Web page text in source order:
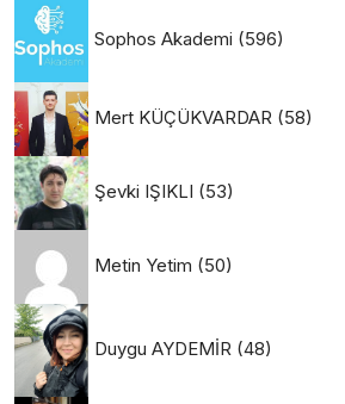
Sophos Akademi (596)
Mert KÜÇÜKVARDAR (58)
Şevki IŞIKLI (53)
Metin Yetim (50)
Duygu AYDEMİR (48)